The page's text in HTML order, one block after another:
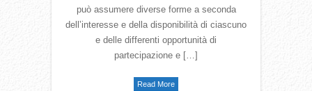
può assumere diverse forme a seconda
dell‛interesse e della disponibilità di ciascuno
e delle differenti opportunità di
partecipazione e […]
Read More